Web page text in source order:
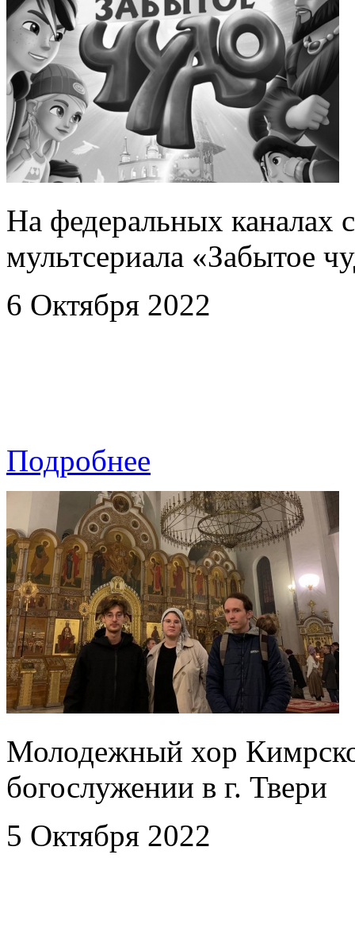
На федеральных каналах
мультсериала «Забытое
6 Октября 2022
Подробнее
Молодежный хор
богослужении в г. Твери
5 Октября 2022